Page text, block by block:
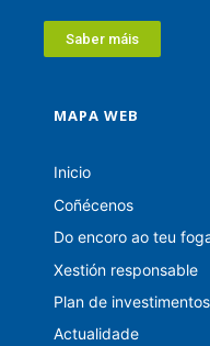
Saber máis
MAPA WEB
Inicio
Coñécenos
Do encoro ao teu
Xestión responsable
Plan de investimentos
Actualidade